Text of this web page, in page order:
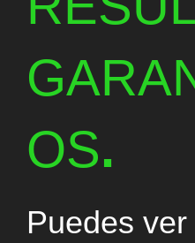
OS.
Puedes ver